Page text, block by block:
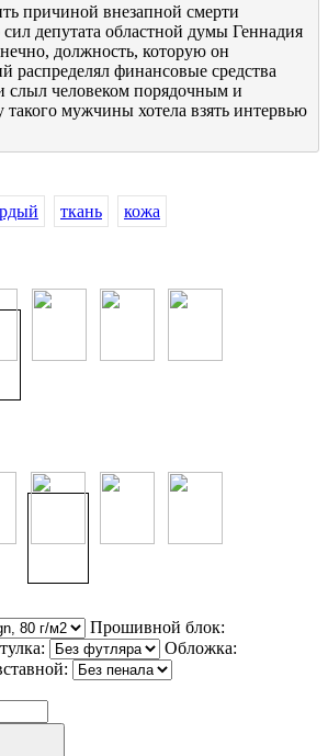
причиной внезапной смерти
депутата областной думы Геннадия
должность, которую он
распределял финансовые средства
слыл человеком порядочным и
мужчины хотела взять интервью
ткань кожа
Прошивной блок:
Обложка: